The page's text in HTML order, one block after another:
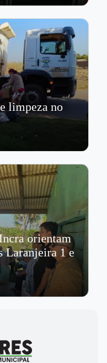
limpeza no
orientam
Laranjeira 1 e